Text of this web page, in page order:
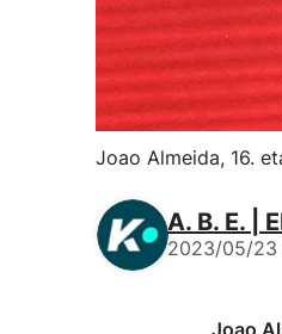
Joao Almeida, 16.
A. B. E. |
2023/05/23
Joao